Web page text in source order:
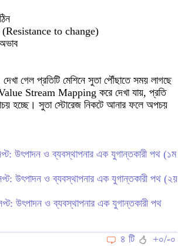
(Resistance to change)
দেখা গেল প্রতিটি মেশিনে সুতা পৌঁছাতে সময় লাগছে
Value Stream Mapping করে দেখা যায়, প্রতি
হচ্ছে। সুতা স্টোরেজ নিকটে আনার ফলে অপচয়
উৎপাদন ও ব্যবস্থাপনার এক যুগান্তকারী পথ (১ম
উৎপাদন ও ব্যবস্থাপনার এক যুগান্তকারী পথ (২য়
উৎপাদন ও ব্যবস্থাপনার এক যুগান্তকারী পথ
৪ টি
+০/-০